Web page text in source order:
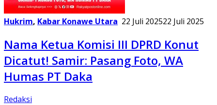
Hukrim, Kabar Konawe Utara 22 Juli 202522 Juli 2025
Nama Ketua Komisi III DPRD Konut
Dicatut! Samir: Pasang Foto, WA
Humas PT Daka
Redaksi